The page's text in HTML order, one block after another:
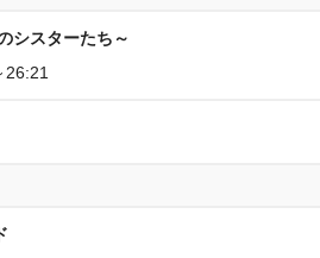
シスターたち～
26:21